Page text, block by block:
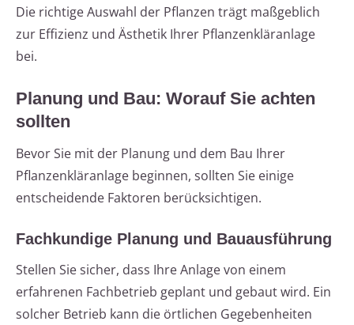
Die richtige Auswahl der Pflanzen trägt maßgeblich
zur Effizienz und Ästhetik Ihrer Pflanzenkläranlage
bei.
Planung und Bau: Worauf Sie achten
sollten
Bevor Sie mit der Planung und dem Bau Ihrer
Pflanzenkläranlage beginnen, sollten Sie einige
entscheidende Faktoren berücksichtigen.
Fachkundige Planung und Bauausführung
Stellen Sie sicher, dass Ihre Anlage von einem
erfahrenen Fachbetrieb geplant und gebaut wird. Ein
solcher Betrieb kann die örtlichen Gegebenheiten